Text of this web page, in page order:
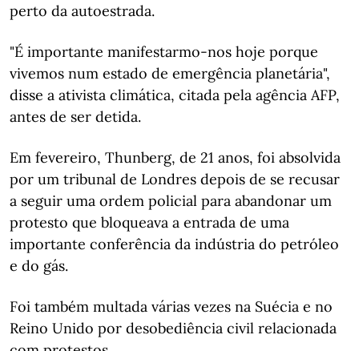
perto da autoestrada.
"É importante manifestarmo-nos hoje porque
vivemos num estado de emergência planetária",
disse a ativista climática, citada pela agência AFP,
antes de ser detida.
Em fevereiro, Thunberg, de 21 anos, foi absolvida
por um tribunal de Londres depois de se recusar
a seguir uma ordem policial para abandonar um
protesto que bloqueava a entrada de uma
importante conferência da indústria do petróleo
e do gás.
Foi também multada várias vezes na Suécia e no
Reino Unido por desobediência civil relacionada